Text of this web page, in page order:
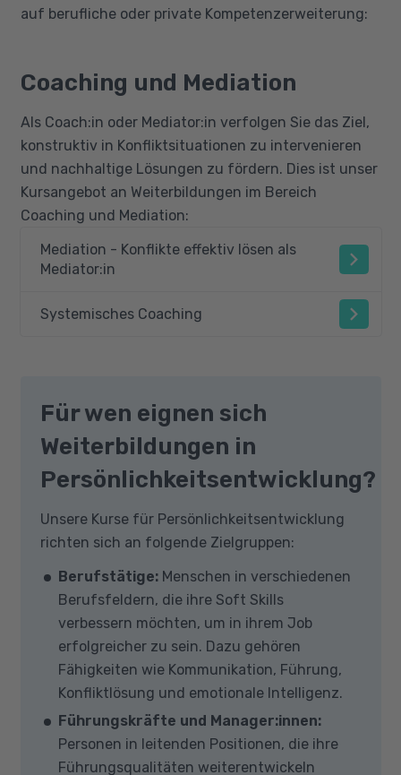
auf berufliche oder private Kompetenzerweiterung:
Coaching und Mediation
Als Coach:in oder Mediator:in verfolgen Sie das Ziel,
konstruktiv in Konfliktsituationen zu intervenieren
und nachhaltige Lösungen zu fördern. Dies ist unser
Kursangebot an Weiterbildungen im Bereich
Coaching und Mediation:
Mediation - Konflikte effektiv lösen als
Mediator:in
Systemisches Coaching
Für wen eignen sich
Weiterbildungen in
Persönlichkeitsentwicklung?
Unsere Kurse für Persönlichkeitsentwicklung
richten sich an folgende Zielgruppen:
Berufstätige: Menschen in verschiedenen
Berufsfeldern, die ihre Soft Skills
verbessern möchten, um in ihrem Job
erfolgreicher zu sein. Dazu gehören
Fähigkeiten wie Kommunikation, Führung,
Konfliktlösung und emotionale Intelligenz.
Führungskräfte und Manager:innen:
Personen in leitenden Positionen, die ihre
Führungsqualitäten weiterentwickeln